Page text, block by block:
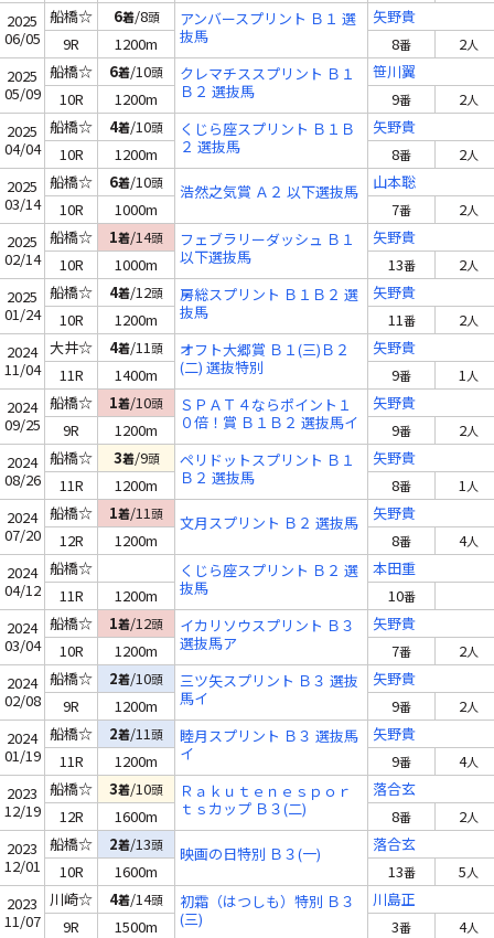
2025
06/05
船橋☆ 6着/8頭
アンバースプリント Ｂ１ 選
抜馬
矢野貴
9R
1200m 8番 2人
2025
05/09
船橋☆ 6着/10頭
クレマチススプリント Ｂ１
Ｂ２ 選抜馬
笹川翼
10R
1200m 9番 2人
2025
04/04
船橋☆ 4着/10頭
くじら座スプリント Ｂ１Ｂ
２ 選抜馬
矢野貴
10R
1200m 8番 2人
2025
03/14
船橋☆ 6着/10頭 浩然之気賞 Ａ２ 以下選抜馬
山本聡
10R
1000m 7番 2人
2025
02/14
船橋☆ 1着/14頭
フェブラリーダッシュ Ｂ１
以下選抜馬
矢野貴
10R
1000m 13番 2人
2025
01/24
船橋☆ 4着/12頭
房総スプリント Ｂ１Ｂ２ 選
抜馬
矢野貴
10R
1200m 11番 2人
2024
11/04
大井☆ 4着/11頭
オフト大郷賞 Ｂ１(三)Ｂ２
(二) 選抜特別
矢野貴
11R
1400m 9番 1人
2024
09/25
船橋☆ 1着/10頭
ＳＰＡＴ４ならポイント１
０倍！賞 Ｂ１Ｂ２ 選抜馬イ
矢野貴
9R
1200m 9番 2人
2024
08/26
船橋☆ 3着/9頭
ペリドットスプリント Ｂ１
Ｂ２ 選抜馬
矢野貴
11R
1200m 8番 1人
2024
07/20
船橋☆ 1着/11頭 文月スプリント Ｂ２ 選抜馬
矢野貴
12R
1200m 8番 4人
2024
04/12
船橋☆
くじら座スプリント Ｂ２ 選
抜馬
本田重
11R
1200m 10番
2024
03/04
船橋☆ 1着/12頭
イカリソウスプリント Ｂ３
選抜馬ア
矢野貴
10R
1200m 7番 2人
2024
02/08
船橋☆ 2着/10頭
三ツ矢スプリント Ｂ３ 選抜
馬イ
矢野貴
9R
1200m 9番 2人
2024
01/19
船橋☆ 2着/11頭
睦月スプリント Ｂ３ 選抜馬
イ
矢野貴
11R
1200m 9番 4人
2023
12/19
船橋☆ 3着/10頭
Ｒａｋｕｔｅｎｅｓｐｏｒ
ｔｓカップ Ｂ３(二)
落合玄
12R
1600m 8番 2人
2023
12/01
船橋☆ 2着/13頭 映画の日特別 Ｂ３(一)
落合玄
10R
1600m 13番 5人
2023
11/07
川崎☆ 4着/14頭
初霜（はつしも）特別 Ｂ３
(三)
川島正
9R
1500m 3番 4人